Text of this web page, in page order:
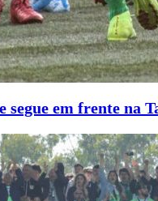
em frente na